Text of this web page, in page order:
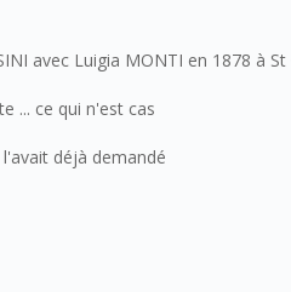
avec Luigia MONTI en 1878 à St
... ce qui n'est cas
déjà demandé